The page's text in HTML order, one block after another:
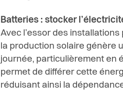
Batteries : stocker
Avec l’essor des
la production solaire génère
journée, particulièrement en
permet de différer cette
réduisant ainsi la